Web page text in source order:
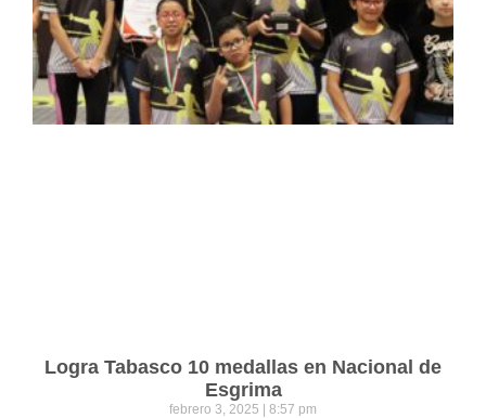
Logra Tabasco 10 medallas en Nacional de
Esgrima
febrero 3, 2025 8:57 pm